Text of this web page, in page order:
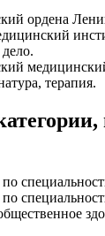
ордена
терапия.